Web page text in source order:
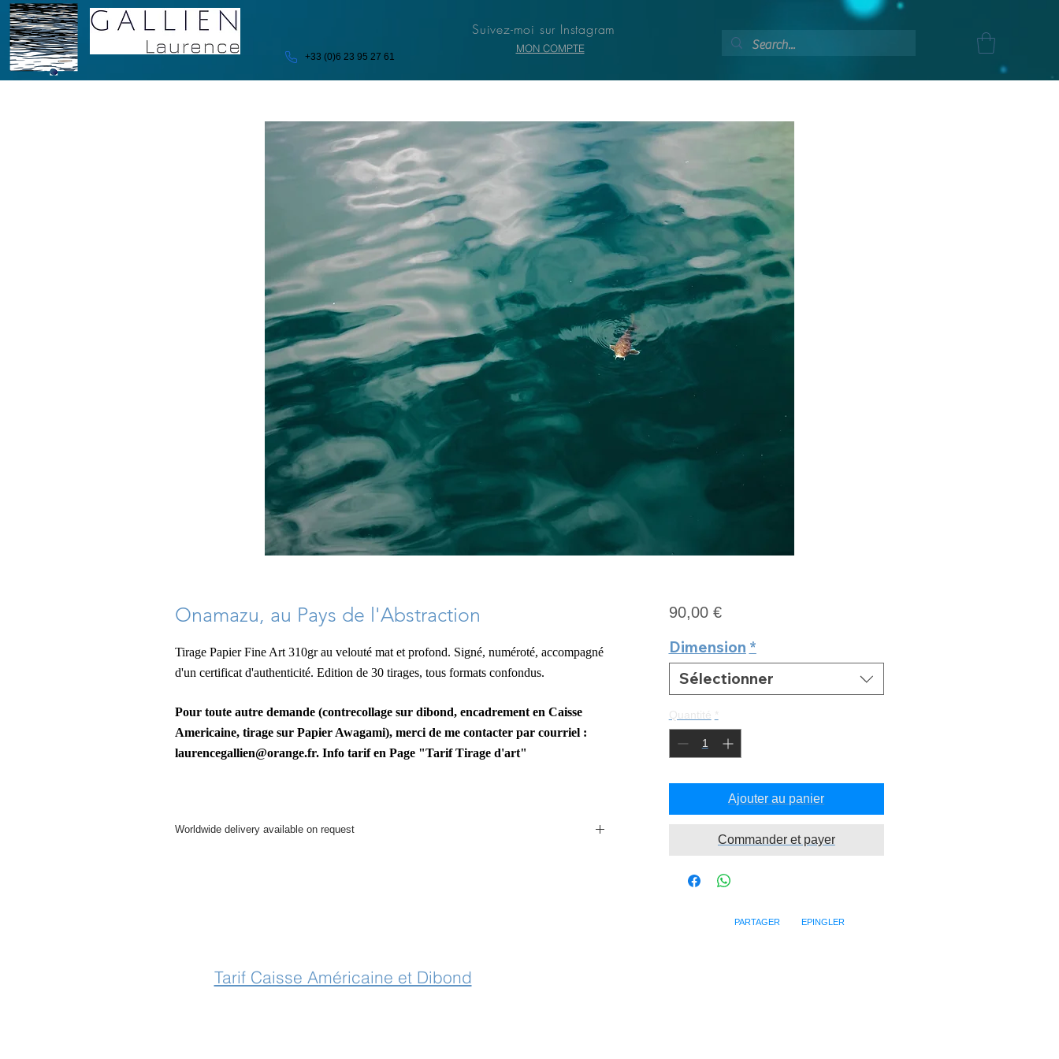
+33 (0)6 23 95 27 61
Suivez-moi sur Instagram
MON COMPTE
Onamazu, au Pays de l'Abstraction
Tirage Papier Fine Art 310gr au velouté mat et profond. Signé, numéroté, accompagné
d'un certificat d'authenticité. Edition de 30 tirages, tous formats confondus.
Pour toute autre demande (contrecollage sur dibond, encadrement en Caisse
Americaine, tirage sur Papier Awagami), merci de me contacter par courriel :
laurencegallien@orange.fr. Info tarif en Page "Tarif Tirage d'art"
Worldwide delivery available on request
90,00 €Prix
Dimension *
Sélectionner
Ajouter au panier
Commander et payer
PARTAGER EPINGLER
Tarif Caisse Américaine et Dibond